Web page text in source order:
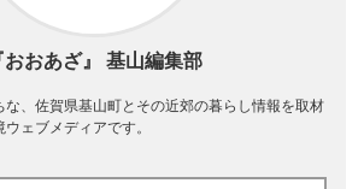
おおあざ』 基山編集部
な、佐賀県基山町とその近郊の暮らし情報を取材
ェブメディアです。